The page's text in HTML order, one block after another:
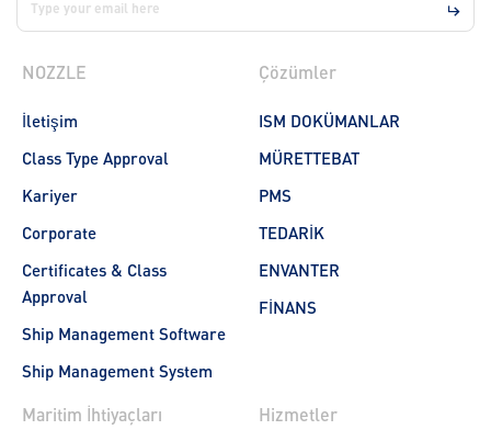
NOZZLE
İletişim
Class Type Approval
Kariyer
Corporate
Certificates & Class
Approval
Ship Management Software
Ship Management System
Çözümler
ISM DOKÜMANLAR
MÜRETTEBAT
PMS
TEDARİK
ENVANTER
FİNANS
Maritim İhtiyaçları Hizmetler